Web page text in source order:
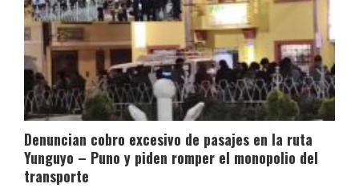
Denuncian cobro excesivo de pasajes en la ruta
Yunguyo – Puno y piden romper el monopolio del
transporte